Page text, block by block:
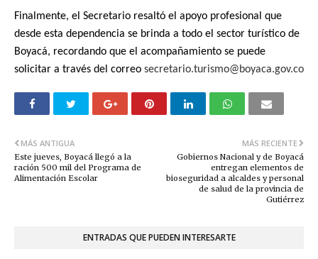
Finalmente, el Secretario resaltó el apoyo profesional que
desde esta dependencia se brinda a todo el sector turístico de
Boyacá, recordando que el acompañamiento se puede
solicitar a través del correo secretario.turismo@boyaca.gov.co
MÁS RECIENTE
Gobiernos Nacional y de Boyacá
entregan elementos de
bioseguridad a alcaldes y personal
de salud de la provincia de
Gutiérrez
MÁS ANTIGUA
Este jueves, Boyacá llegó a la
ración 500 mil del Programa de
Alimentación Escolar
ENTRADAS QUE PUEDEN INTERESARTE